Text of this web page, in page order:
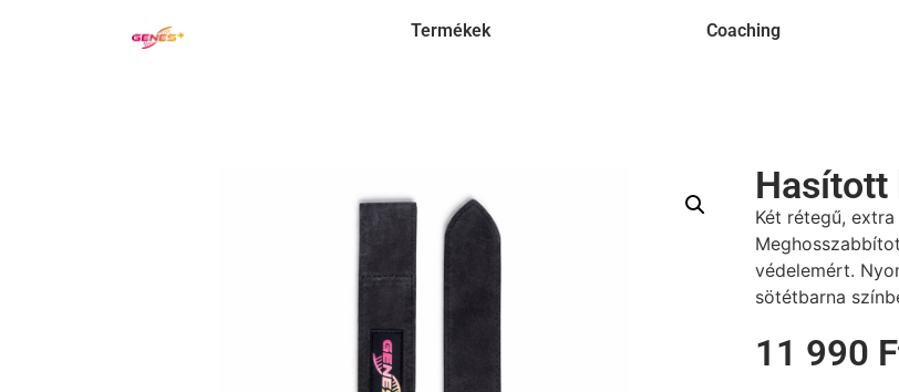
Termékek Coaching
Hasított
Két rétegű,
védelemért.
sötétbarna
11 990